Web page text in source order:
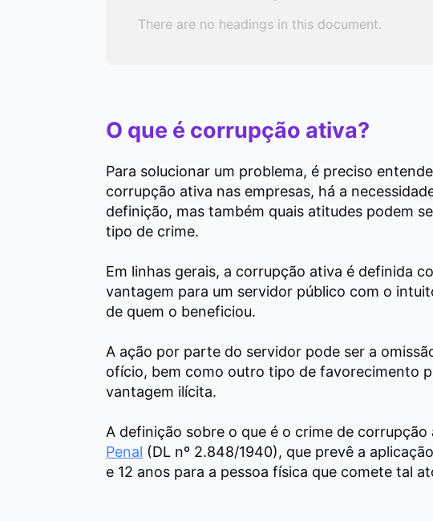
There are no headings in this document.
O que é corrupção ativa?
Para solucionar um problema, é preciso
corrupção ativa nas empresas, há a
definição, mas também quais atitudes podem
tipo de crime.
Em linhas gerais, a corrupção ativa é definida
vantagem para um servidor público com o
de quem o beneficiou.
A ação por parte do servidor pode ser a
ofício, bem como outro tipo de favorecimento
vantagem ilícita.
A definição sobre o que é o crime de
Penal (DL nº 2.848/1940), que prevê a
e 12 anos para a pessoa física que comete tal